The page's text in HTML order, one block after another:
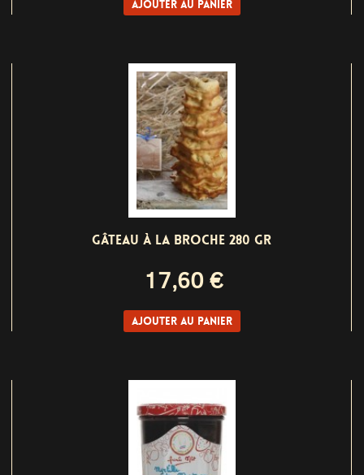
Ajouter au panier
GÂTEAU À LA BROCHE 280 GR
17,60 €
Ajouter au panier